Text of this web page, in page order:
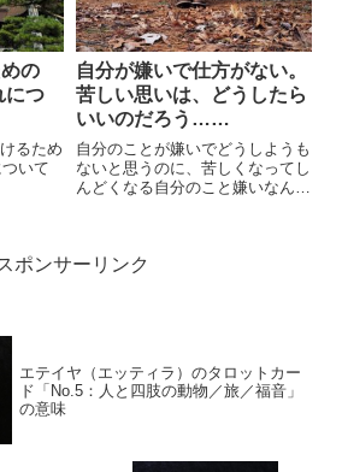
の
につ
るため
いて
自分が嫌いで仕方がない。
苦しい思いは、どうしたら
いいのだろう……
自分のことが嫌いでどうしようも
ないと思うのに、苦しくなってし
んどくなる自分のこと嫌いなんで
んです。もっとちゃんと考えろ！
ポンサーリンク
エテイヤ（エッティラ）のタロットカー
ド「No.5：人と四肢の動物／旅／福音」
の意味